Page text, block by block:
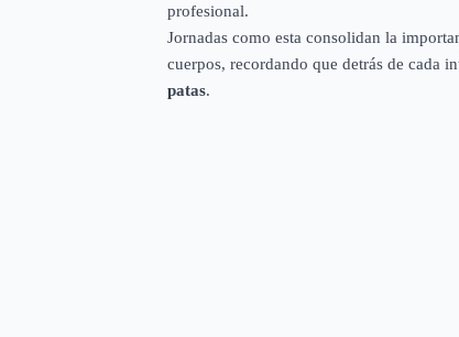
profesional.
Jornadas como esta consolidan la
cuerpos, recordando que detrás de cada
patas.